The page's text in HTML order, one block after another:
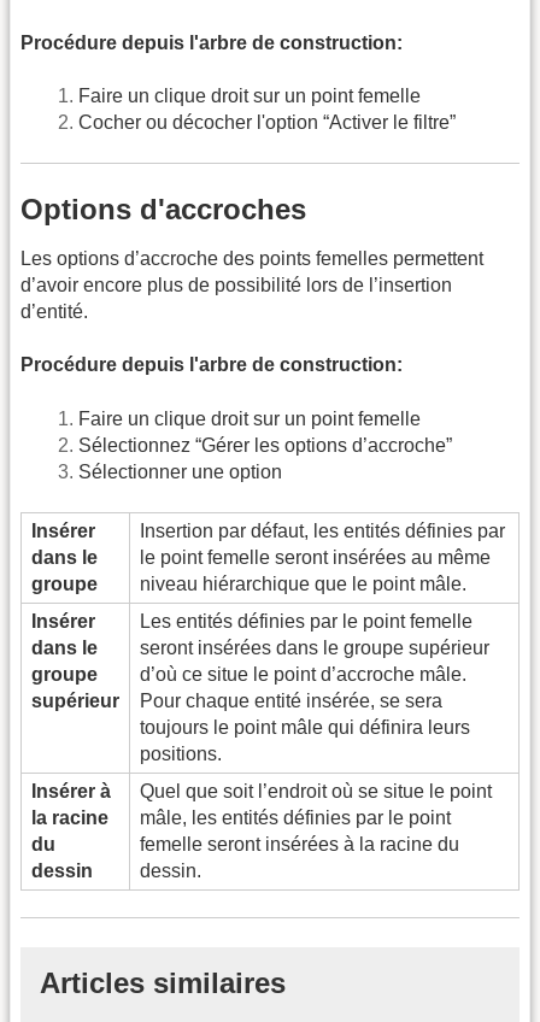
Procédure depuis l'arbre de construction:
Faire un clique droit sur un point femelle
Cocher ou décocher l'option “Activer le filtre”
Options d'accroches
Les options d’accroche des points femelles permettent
d’avoir encore plus de possibilité lors de l’insertion
d’entité.
Procédure depuis l'arbre de construction:
Faire un clique droit sur un point femelle
Sélectionnez “Gérer les options d’accroche”
Sélectionner une option
Insérer
dans le
groupe
Insertion par défaut, les entités définies par
le point femelle seront insérées au même
niveau hiérarchique que le point mâle.
Insérer
dans le
groupe
supérieur
Les entités définies par le point femelle
seront insérées dans le groupe supérieur
d’où ce situe le point d’accroche mâle.
Pour chaque entité insérée, se sera
toujours le point mâle qui définira leurs
positions.
Insérer à
la racine
du
dessin
Quel que soit l’endroit où se situe le point
mâle, les entités définies par le point
femelle seront insérées à la racine du
dessin.
Articles similaires